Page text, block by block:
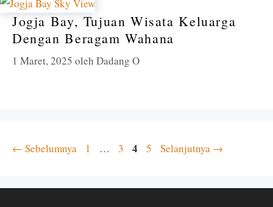
Jogja Bay, Tujuan Wisata Keluarga
Dengan Beragam Wahana
1 Maret, 2025 oleh Dadang O
← Sebelumnya Halaman
1 … Halaman
3 Halaman
4 Halaman
5 Selanjutnya →